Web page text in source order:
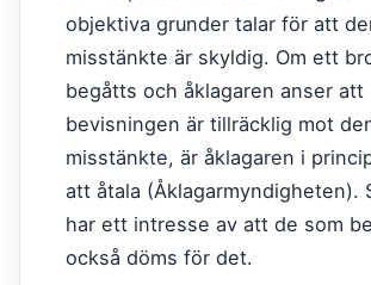
objektiva grunder talar för att
misstänkte är skyldig. Om ett
begåtts och åklagaren anser att
bevisningen är tillräcklig mot
misstänkte, är åklagaren i
att åtala (Åklagarmyndigheten).
har ett intresse av att de som
också döms för det.